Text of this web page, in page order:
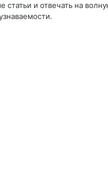
статьи и отвечать на